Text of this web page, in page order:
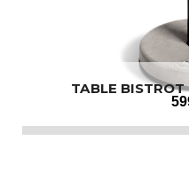
TABLE BISTROT